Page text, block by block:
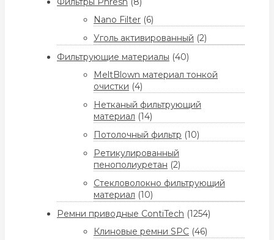
Nano Filter (6)
Уголь активированный (2)
Фильтрующие материалы (40)
MeltBlown материал тонкой
очистки (4)
Нетканый фильтрующий
материал (14)
Потолочный фильтр (10)
Ретикулированный
пенополиуретан (2)
Стекловолокно фильтрующий
материал (10)
Ремни приводные ContiTech (1254)
Клиновые ремни SPC (46)